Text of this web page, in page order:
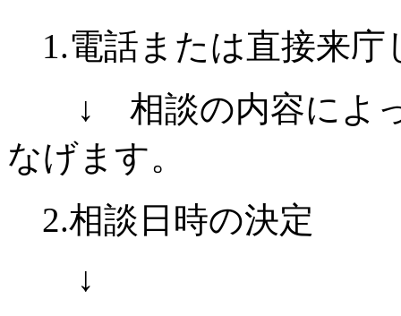
1.電話または直接来庁
↓ 相談の内容によっ
なげます。
2.相談日時の決定
↓